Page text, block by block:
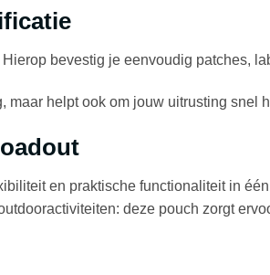
bevestig je eenvoudig patches,
helpt ook om jouw uitrusting snel
en praktische functionaliteit in
deze pouch zorgt